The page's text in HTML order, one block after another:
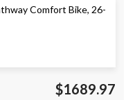
Comfort Bike, 26-
$1689.97